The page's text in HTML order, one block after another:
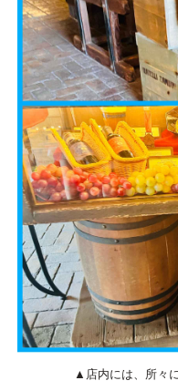
▲店内には、所々